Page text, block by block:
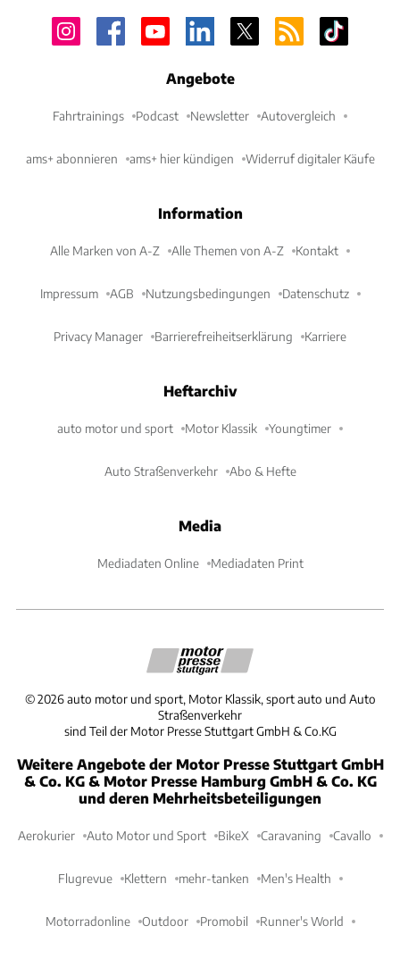
Angebote
Fahrtrainings Podcast Newsletter Autovergleich
ams+ abonnieren ams+ hier kündigen Widerruf digitaler Käufe
Information
Alle Marken von A-Z Alle Themen von A-Z Kontakt
Impressum AGB Nutzungsbedingungen Datenschutz
Privacy Manager Barrierefreiheitserklärung Karriere
Heftarchiv
auto motor und sport Motor Klassik Youngtimer
Auto Straßenverkehr Abo & Hefte
Media
Mediadaten Online Mediadaten Print
©2026 auto motor und sport, Motor Klassik, sport auto und Auto
Straßenverkehr
sind Teil der Motor Presse Stuttgart GmbH & Co.KG
Weitere Angebote der Motor Presse Stuttgart GmbH
& Co. KG & Motor Presse Hamburg GmbH & Co. KG
und deren Mehrheitsbeteiligungen
Aerokurier Auto Motor und Sport BikeX Caravaning Cavallo
Flugrevue Klettern mehr-tanken Men's Health
Motorradonline Outdoor Promobil Runner's World